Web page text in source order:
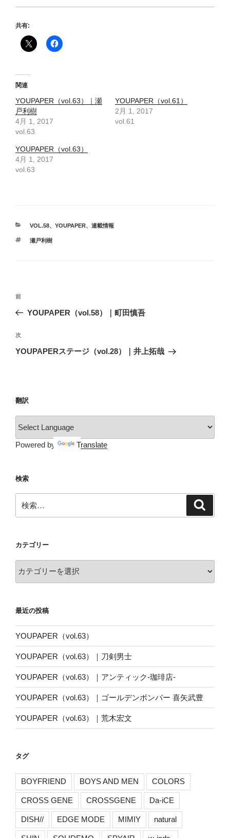
共有:
関連
YOUPAPER（vol.63）｜瀬
戸利樹
4月 1, 2017
vol.63
YOUPAPER（vol.61）
2月 1, 2017
vol.61
YOUPAPER（vol.63）
4月 1, 2017
vol.63
カ
ゴ
VOL.58、 YOUPAPER、 連載情報
タ
瀬戸利樹
投
ナ
ビ
ゲ
ン
前
の
稿
前
YOUPAPER（vol.58）｜町田慎吾
次
の
次
YOUPAPERステージ（vol.28）｜井上拓哉
翻訳
Powered by Translate
検索
索:
カテゴリー
テ
ー
最近の投稿
YOUPAPER（vol.63）
YOUPAPER（vol.63）｜刀剣男士
YOUPAPER（vol.63）｜アンティック-珈琲店-
YOUPAPER（vol.63）｜ゴールデンボンバー 喜矢武豊
YOUPAPER（vol.63）｜荒木宏文
タグ
BOYFRIEND BOYS AND MEN COLORS
CROSS GENE CROSSGENE Da-iCE
DISH// EDGE MODE MIMIY natural